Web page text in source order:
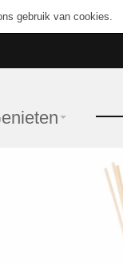
gebruik van cookies.